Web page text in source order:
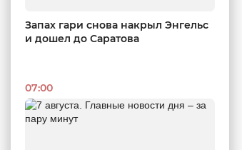
Запах гари снова накрыл Энгельс
и дошел до Саратова
07:00